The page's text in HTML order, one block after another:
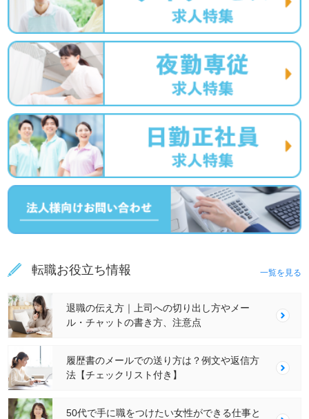
転職お役立ち情報 一覧を見る
退職の伝え方｜上司への切り出し方やメー
ル・チャットの書き方、注意点
履歴書のメールでの送り方は？例文や返信方
法【チェックリスト付き】
50代で手に職をつけたい女性ができる仕事と